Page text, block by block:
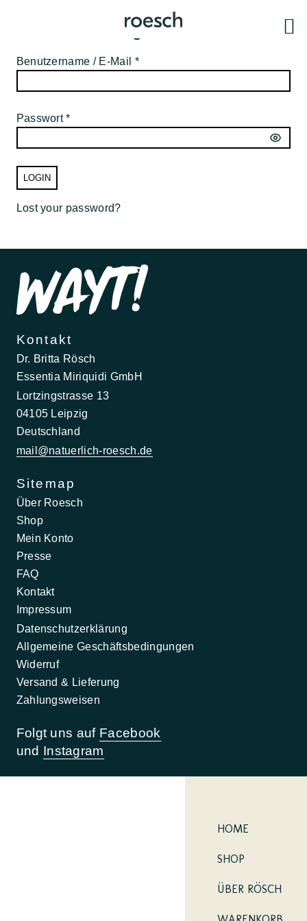
Partner-Mitgliederbereich
Benutzername / E-Mail *
Passwort *
LOGIN
Lost your password?
Kontakt
Dr. Britta Rösch
Essentia Miriquidi GmbH
Lortzingstrasse 13
04105 Leipzig
Deutschland
mail@natuerlich-roesch.de
Sitemap
Über Roesch
Shop
Mein Konto
Presse
FAQ
Kontakt
Impressum
Datenschutzerklärung
Allgemeine Geschäftsbedingungen
Widerruf
Versand & Lieferung
Zahlungsweisen
Folgt uns auf Facebook
und Instagram
HOME
SHOP
ÜBER RÖSCH